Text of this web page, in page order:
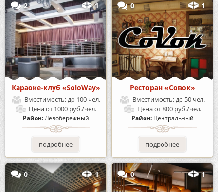
2 1
Караоке-клуб «SoloWay»
Вместимость:до 100 чел.
Ценаот 1000 руб./чел.
Район:Левобережный
подробнее
0 1
Ресторан «Совок»
Вместимость:до 50 чел.
Ценаот 800 руб./чел.
Район: Центральный
подробнее
0 1 0 1